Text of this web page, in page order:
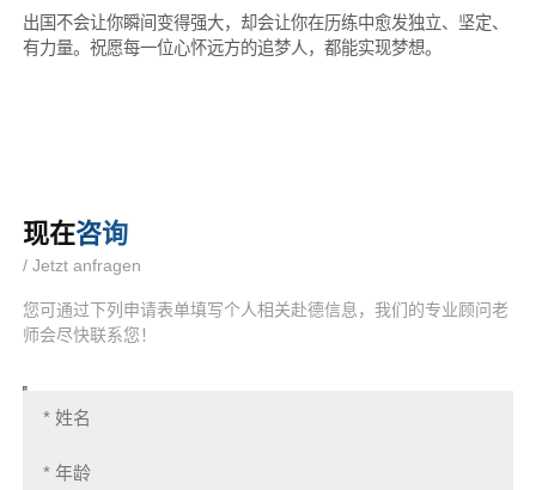
出国不会让你瞬间变得强大，却会让你在历练中愈发独立、坚定、
有力量。祝愿每一位心怀远方的追梦人，都能实现梦想。
现在咨询
/ Jetzt anfragen
您可通过下列申请表单填写个人相关赴德信息，我们的专业顾问老
师会尽快联系您！